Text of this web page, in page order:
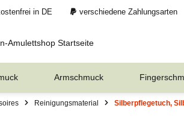
in DE verschiedene Zahlungsarten
Armschmuck
Reinigungsmaterial Silberpflegetuch,